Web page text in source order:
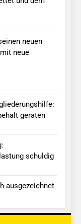
neuen
neue
geraten
schuldig
ausgezeichnet